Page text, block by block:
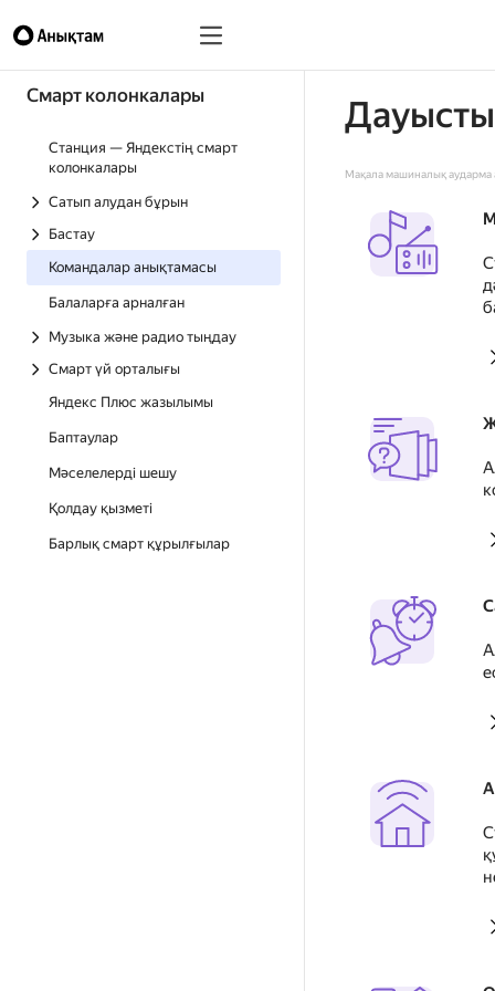
Смарт колонкалары
Станция — Яндекстің смарт
колонкалары
Сатып алудан бұрын
Бастау
Командалар анықтамасы
Балаларға арналған
Музыка және радио тыңдау
Смарт үй орталығы
Яндекс Плюс жазылымы
Баптаулар
Мәселелерді шешу
Қолдау қызметі
Барлық смарт құрылғылар
Мақала машиналық аударма